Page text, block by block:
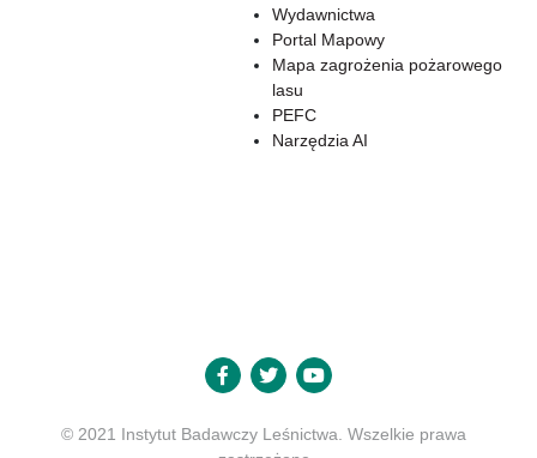
Wydawnictwa
Portal Mapowy
Mapa zagrożenia pożarowego
lasu
PEFC
Narzędzia AI
© 2021 Instytut Badawczy Leśnictwa. Wszelkie prawa